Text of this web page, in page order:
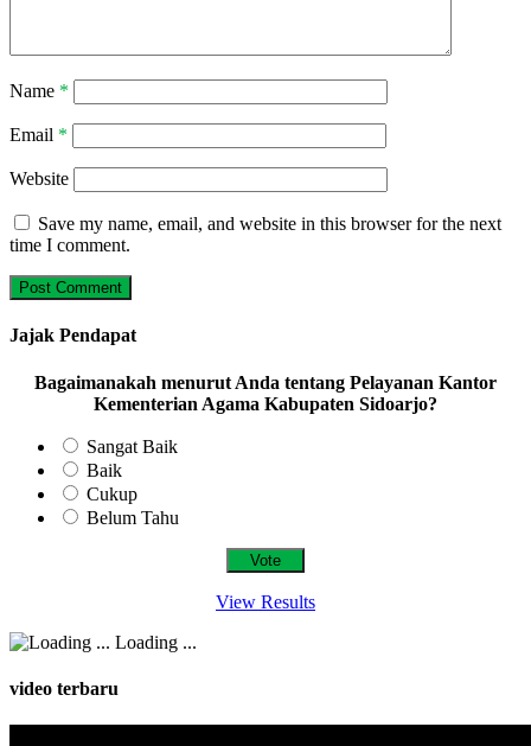
Name *
Email *
Website
Save my name, email, and website in this browser for the next
time I comment.
Jajak Pendapat
Bagaimanakah menurut Anda tentang Pelayanan Kantor
Kementerian Agama Kabupaten Sidoarjo?
Sangat Baik
Baik
Cukup
Belum Tahu
View Results
Loading ...
video terbaru